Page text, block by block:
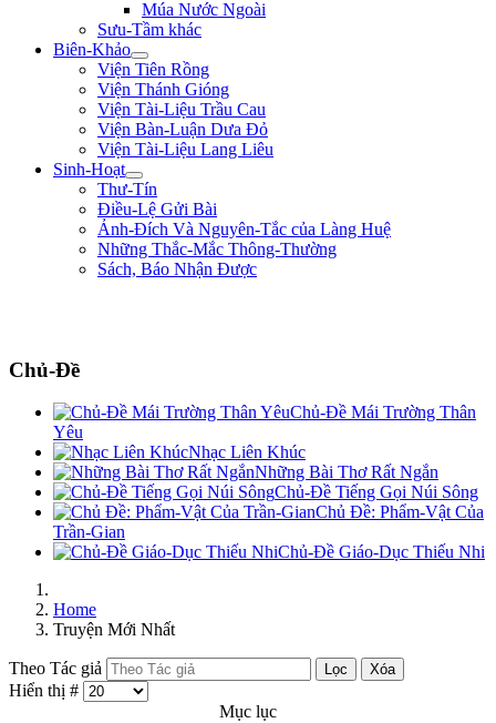
Múa Nước Ngoài
Sưu-Tầm khác
Biên-Khảo
Viện Tiên Rồng
Viện Thánh Gióng
Viện Tài-Liệu Trầu Cau
Viện Bàn-Luận Dưa Đỏ
Viện Tài-Liệu Lang Liêu
Sinh-Hoạt
Thư-Tín
Điều-Lệ Gửi Bài
Ảnh-Đích Và Nguyên-Tắc của Làng Huệ
Những Thắc-Mắc Thông-Thường
Sách, Báo Nhận Được
Chủ-Đề
Chủ-Đề Mái Trường Thân
Yêu
Nhạc Liên Khúc
Những Bài Thơ Rất Ngắn
Chủ-Đề Tiếng Gọi Núi Sông
Chủ Đề: Phẩm-Vật Của
Trần-Gian
Chủ-Đề Giáo-Dục Thiếu Nhi
Home
Truyện Mới Nhất
Theo Tác giả Lọc Xóa
Hiển thị #
Mục lục